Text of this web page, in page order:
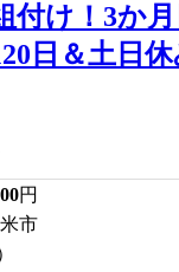
付け！3か
日＆土日
円
市